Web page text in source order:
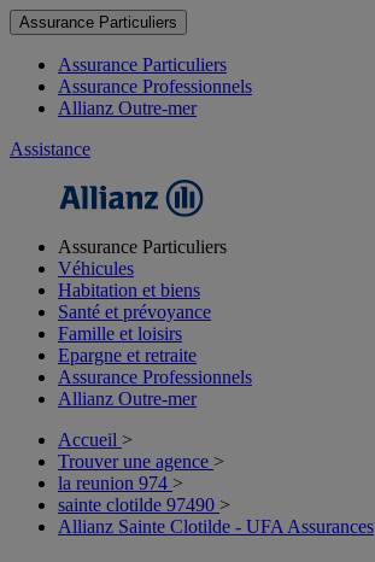
Assurance Particuliers
Assurance Particuliers
Assurance Professionnels
Allianz Outre-mer
Assistance
Assurance Particuliers
Véhicules
Habitation et biens
Santé et prévoyance
Famille et loisirs
Epargne et retraite
Assurance Professionnels
Allianz Outre-mer
Accueil >
Trouver une agence >
la reunion 974 >
sainte clotilde 97490 >
Allianz Sainte Clotilde - UFA Assurances